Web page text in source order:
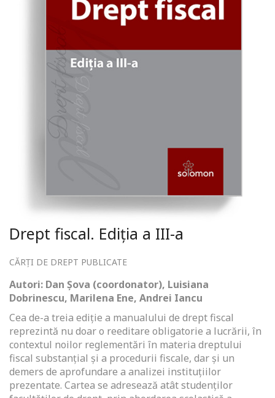
Drept fiscal. Ediția a III-a
CĂRȚI DE DREPT PUBLICATE
Autori: Dan Șova (coordonator), Luisiana
Dobrinescu, Marilena Ene, Andrei Iancu
Cea de-a treia ediţie a manualului de drept fiscal
reprezintă nu doar o reeditare obligatorie a lucrării, în
contextul noilor reglementări în materia dreptului
fiscal substanţial şi a procedurii fiscale, dar şi un
demers de aprofundare a analizei instituţiilor
prezentate. Cartea se adresează atât studenţilor